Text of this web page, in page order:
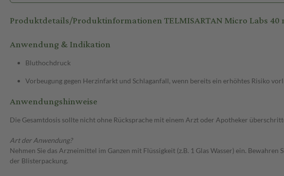
Produktdetails/Produktinformationen TELMISARTAN Micro Labs 40
Anwendung & Indikation
Bluthochdruck
Vorbeugung gegen Herzinfarkt und Schlaganfall, wenn bereits ein erhöhtes Risiko
Anwendungshinweise
Die Gesamtdosis sollte nicht ohne Rücksprache mit einem Arzt oder Apotheker
Art der Anwendung?
Nehmen Sie das Arzneimittel im Ganzen mit Flüssigkeit (z.B. 1 Glas Wasser) ein.
der Blisterpackung.